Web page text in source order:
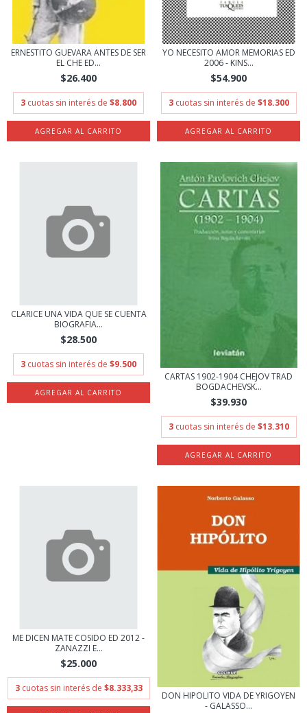
ERNESTITO GUEVARA ANTES DE SER
EL CHE ED...
$26.400
3 cuotas sin interés de $8.800
YO NECESITO AMOR MEMORIAS ED
2006 - KINS...
$54.900
3 cuotas sin interés de $18.300
CLARICE UNA VIDA QUE SE CUENTA
BIOGRAFIA...
$28.500
3 cuotas sin interés de $9.500
CARTAS 1902-1904 CHEJOV TRAD
BOGDACHEVSK...
$39.930
3 cuotas sin interés de $13.310
ME DICEN MATE COSIDO ED 2012 -
ZANAZZI E...
$25.000
3 cuotas sin interés de $8.333,33
DON HIPOLITO VIDA DE YRIGOYEN
- GALASSO...